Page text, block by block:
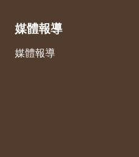
媒體報導
媒體報導